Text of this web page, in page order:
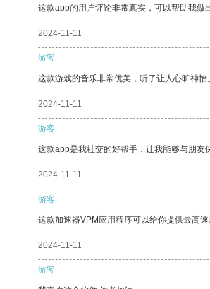
这款app的用户评论非常真实，可以帮助我做
2024-11-11
游客
这款游戏的音乐非常优美，听了让人心旷神怡。
2024-11-11
游客
这款app是我社交的好帮手，让我能够与朋友
2024-11-11
游客
这款加速器VPM应用程序可以给你提供最高
2024-11-11
游客